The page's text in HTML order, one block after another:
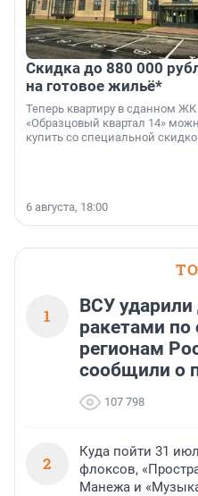
Скидка до 880 000
на готовое жильё*
Теперь квартиру в сданном ЖК
«Образцовый квартал 14»
купить со специальной
6 августа, 18:00
1
ВСУ
ракетами по
регионам
сообщили о
107 798
2
Куда пойти 31
флоксов,
Манежа и